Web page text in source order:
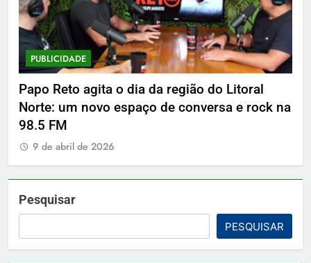
PUBLICIDADE
Papo Reto agita o dia da região do Litoral
Norte: um novo espaço de conversa e rock na
98.5 FM
9 de abril de 2026
Pesquisar
PESQUISAR